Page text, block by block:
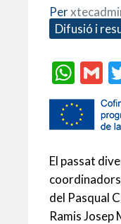
Per
Difusió i
W
h
at
A
p
p
G
m
ai
El passat
del Pasqual
Ramis Josep